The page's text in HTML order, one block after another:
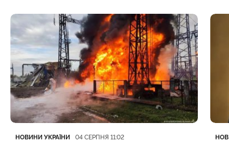
Категорія
НОВИНИ УКРАЇНИ
Дата публікації 04 СЕРПНЯ 11:02